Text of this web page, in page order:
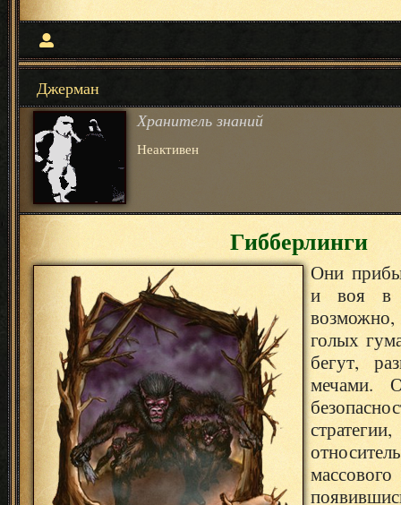
Джерман
Хранитель знаний
Неактивен
Гибберлинги
Они
и воя в
голых
бегут,
мечами.